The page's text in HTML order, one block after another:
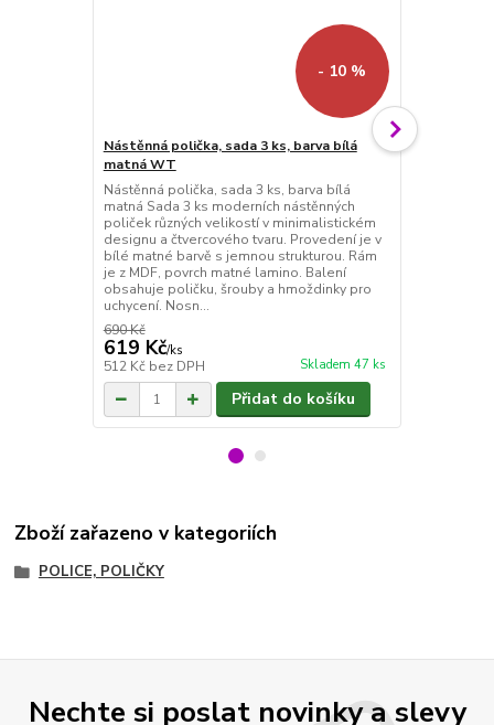
- 10 %
Nástěnná polička, sada 3 ks, barva bílá
matná WT
Nástěnná polička, sada 3 ks, barva bílá
matná Sada 3 ks moderních nástěnných
poliček různých velikostí v minimalistickém
designu a čtvercového tvaru. Provedení je v
bílé matné barvě s jemnou strukturou. Rám
je z MDF, povrch matné lamino. Balení
obsahuje poličku, šrouby a hmoždinky pro
uchycení. Nosn...
690 Kč
619 Kč/ks
512 Kč bez DPH Skladem 47 ks
Přidat do košíku
Nástěnná
Zboží zařazeno v kategoriích
POLICE, POLIČKY
Nechte si poslat novinky a slevy